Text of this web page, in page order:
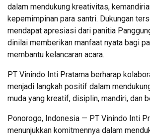
dalam mendukung kreativitas,
kepemimpinan para santri. Dukungan
mendapat apresiasi dari panitia
dinilai memberikan manfaat nyata bagi
membantu kelancaran acara.
PT Vinindo Inti Pratama berharap
menjadi langkah positif dalam
muda yang kreatif, disiplin, mandiri, dan
Ponorogo, Indonesia — PT Vinindo Inti
menunjukkan komitmennya dalam